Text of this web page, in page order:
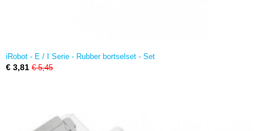
iRobot - E / I Serie - Rubber bortselset - Set
€ 3,81 € 5,45